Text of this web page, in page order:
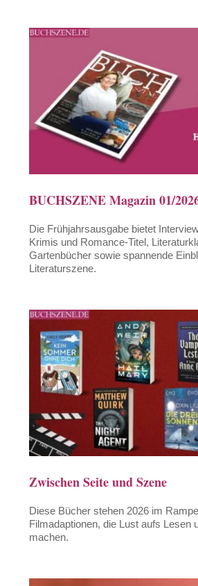
BUCHSZENE Magazin 01/
Die Frühjahrsausgabe bietet
Krimis und Romance-Titel,
Gartenbücher sowie spannende
Literaturszene.
Zwischen Seite und Szene
Diese Bücher stehen 2026 im
Filmadaptionen, die Lust aufs Lesen
machen.